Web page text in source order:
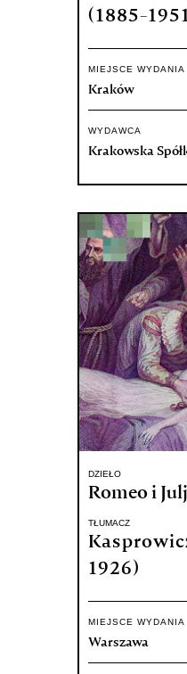
(1885-
MIEJSCE WYDANIA
Kraków
WYDAWCA
Krakowska
DZIEŁO
Romeo i
TŁUMACZ
1926)
MIEJSCE WYDANIA
Warszawa